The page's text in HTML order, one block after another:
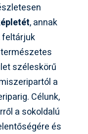
, annak
feltárjuk
széleskörű
a
Célunk,
a sokoldalú
és